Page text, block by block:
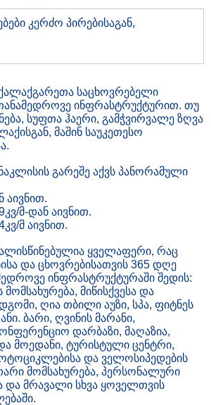
კერძო პირებისაგან,
საცხოვრებელი
ინფრასტრუქტურით. თუ
სუფთა ჰაერი, გამჭვირვალე ზღვა
მაშინ საუკეთესო
გარეშე აქვს პანორამული
აივნით.
მ-დან აივნით.
მ აივნით.
ყველაფერი, რაც
და ცხოვრებისათვის 365 დღე
ინფრასტრუქტურაში შედის:
მომსახურება, მიწისქვესა და
ღია თბილი აუზი, სპა, ფიტნეს
ბარი, ღვინის მარანი,
დარბაზი, მაღაზია,
მოედანი, ტურისტული ცენტრი,
და ველოსიპედების
მომსახურება, პერსონალური
და მრავალი სხვა ყოველთვის